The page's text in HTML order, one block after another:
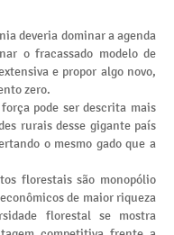
deveria dominar a agenda
o fracassado modelo de
e propor algo novo,
zero.
pode ser descrita mais
rurais desse gigante país
o mesmo gado que a
florestais são monopólio
de maior riqueza
florestal se mostra